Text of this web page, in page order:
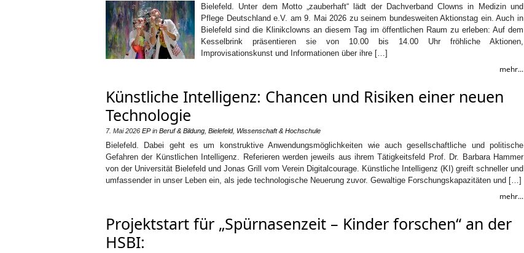
Bielefeld. Unter dem Motto „zauberhaft“ lädt der Dachverband Clowns in Medizin und
Pflege Deutschland e.V. am 9. Mai 2026 zu seinem bundesweiten Aktionstag ein. Auch in
Bielefeld sind die Klinikclowns an diesem Tag im öffentlichen Raum zu erleben: Auf dem
Kesselbrink präsentieren sie von 10.00 bis 14.00 Uhr fröhliche Aktionen,
Improvisationskunst und Informationen über ihre […]
mehr...
Künstliche Intelligenz: Chancen und Risiken einer neuen
Technologie
7. Mai 2026 EPin Beruf & Bildung Bielefeld, Wissenschaft & Hochschule
Bielefeld. Dabei geht es um konstruktive Anwendungsmöglichkeiten wie auch gesellschaftliche und politische
Gefahren der Künstlichen Intelligenz. Referieren werden jeweils aus ihrem Tätigkeitsfeld Prof. Dr. Barbara Hammer
von der Universität Bielefeld und Jonas Grill vom Verein Digitalcourage. Künstliche Intelligenz (KI) greift schneller und
umfassender in unser Leben ein, als jede technologische Neuerung zuvor. Gewaltige Forschungskapazitäten und […]
mehr...
Projektstart für „Spürnasenzeit – Kinder forschen“ an der
HSBI: